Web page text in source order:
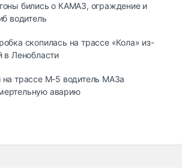
бились о КАМАЗ, ограждение и
водитель
скопилась на трассе «Кола» из-
в Ленобласти
трассе М-5 водитель МАЗа
аварию